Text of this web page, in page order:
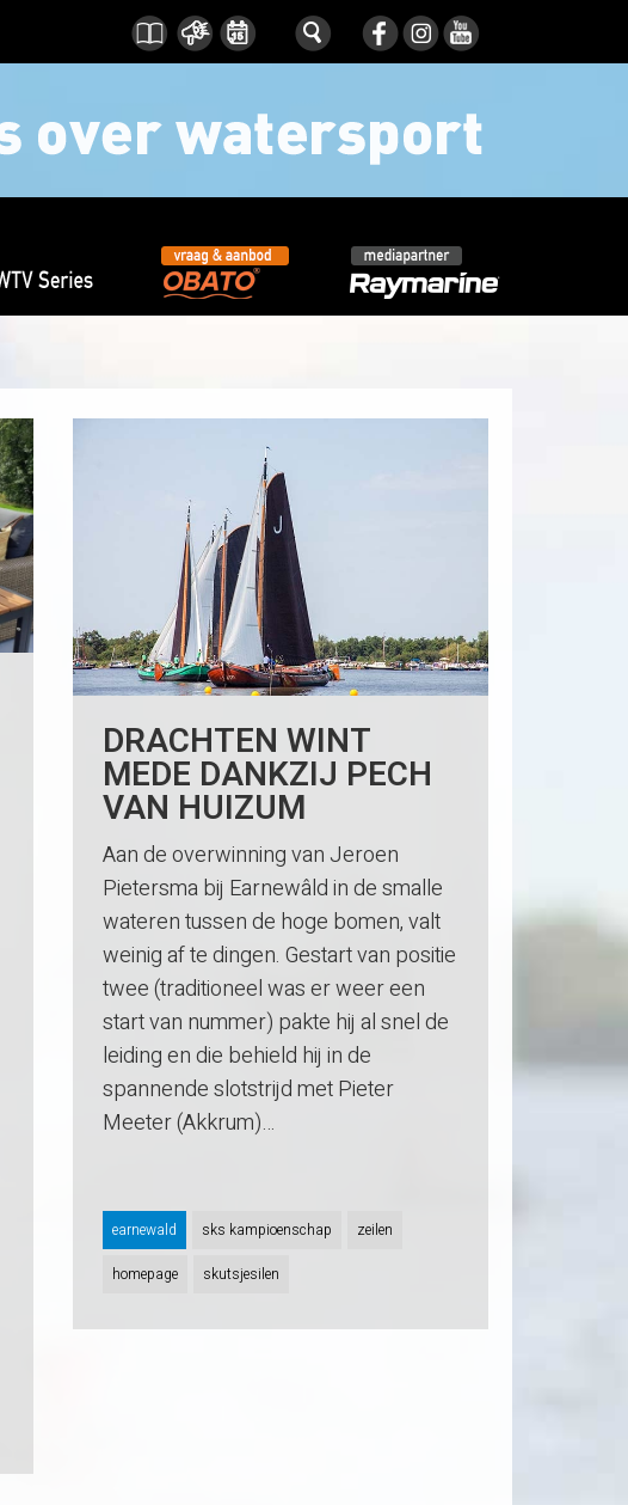
DRACHTEN WINT
MEDE DANKZIJ PECH
VAN HUIZUM
Aan de overwinning van Jeroen
Pietersma bij Earnewâld in de smalle
wateren tussen de hoge bomen, valt
weinig af te dingen. Gestart van positie
twee (traditioneel was er weer een
start van nummer) pakte hij al snel de
leiding en die behield hij in de
spannende slotstrijd met Pieter
Meeter (Akkrum)…
earnewald sks kampioenschap zeilen
homepage skutsjesilen